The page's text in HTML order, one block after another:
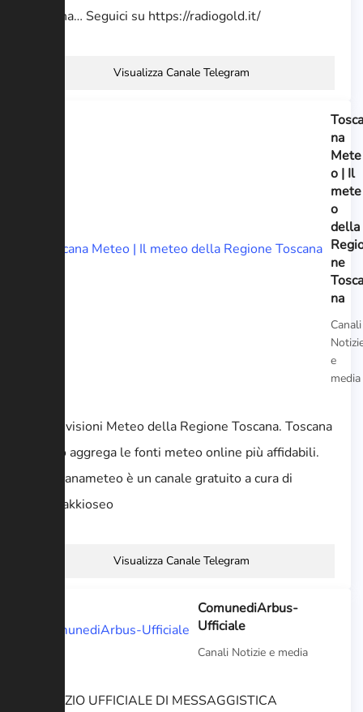
Tortona… Seguici su https://radiogold.it/
Visualizza Canale Telegram
Tosca
na
Mete
o | Il
mete
o
della
ne
Tosca
na
Canali
e
media
Le previsioni Meteo della Regione Toscana. Toscana
Meteo aggrega le fonti meteo online più affidabili.
@toscanameteo è un canale gratuito a cura di
@pistakkioseo
Visualizza Canale Telegram
ComunediArbus-
Ufficiale
Canali Notizie e media
SERVIZIO UFFICIALE DI MESSAGGISTICA